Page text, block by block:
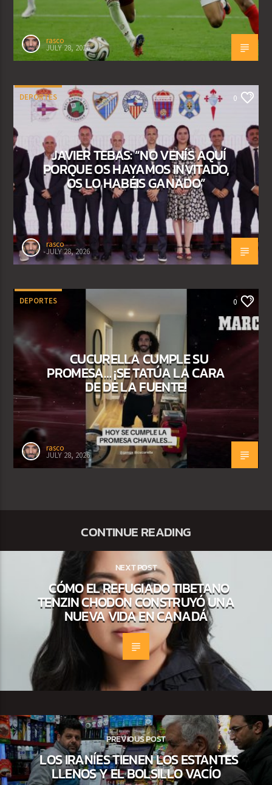
rasco
JULY 28, 2026
DEPORTES 0
JAVIER TEBAS: “NO VENÍS AQUÍ
PORQUE OS HAYAMOS INVITADO,
OS LO HABÉIS GANADO”
rasco
JULY 28, 2026
DEPORTES 0
CUCURELLA CUMPLE SU
PROMESA… ¡SE TATÚA LA CARA
DE DE LA FUENTE!
rasco
JULY 28, 2026
CONTINUE READING
NEXT POST
CÓMO EL REFUGIADO TIBETANO
TENZIN CHODON CONSTRUYÓ UNA
NUEVA VIDA EN CANADÁ
PREVIOUS POST
LOS IRANÍES TIENEN LOS ESTANTES
LLENOS Y EL BOLSILLO VACÍO